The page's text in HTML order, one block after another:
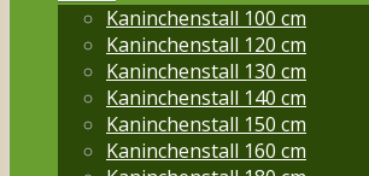
Kaninchenstall 100 cm
Kaninchenstall 120 cm
Kaninchenstall 130 cm
Kaninchenstall 140 cm
Kaninchenstall 150 cm
Kaninchenstall 160 cm